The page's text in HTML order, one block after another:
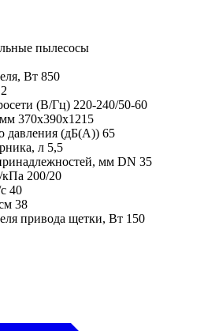
пылесосы
Вт 850
(В/Гц) 220-240/50-60
370х390x1215
давления (дБ(А)) 65
л 5,5
мм DN 35
кПа 200/20
40
38
привода щетки, Вт 150